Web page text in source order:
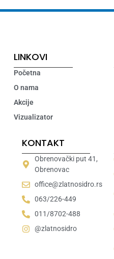
LINKOVI
Početna
O nama
Akcije
Vizualizator
KONTAKT
Obrenovački put 41,
Obrenovac
office@zlatnosidro.rs
063/226-449
011/8702-488
@zlatnosidro